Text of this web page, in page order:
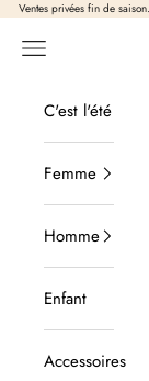
Passer au contenu
Ventes privées fin de
Ouvrir la
C'est l'été
Femme
Homme
Enfant
Accessoires